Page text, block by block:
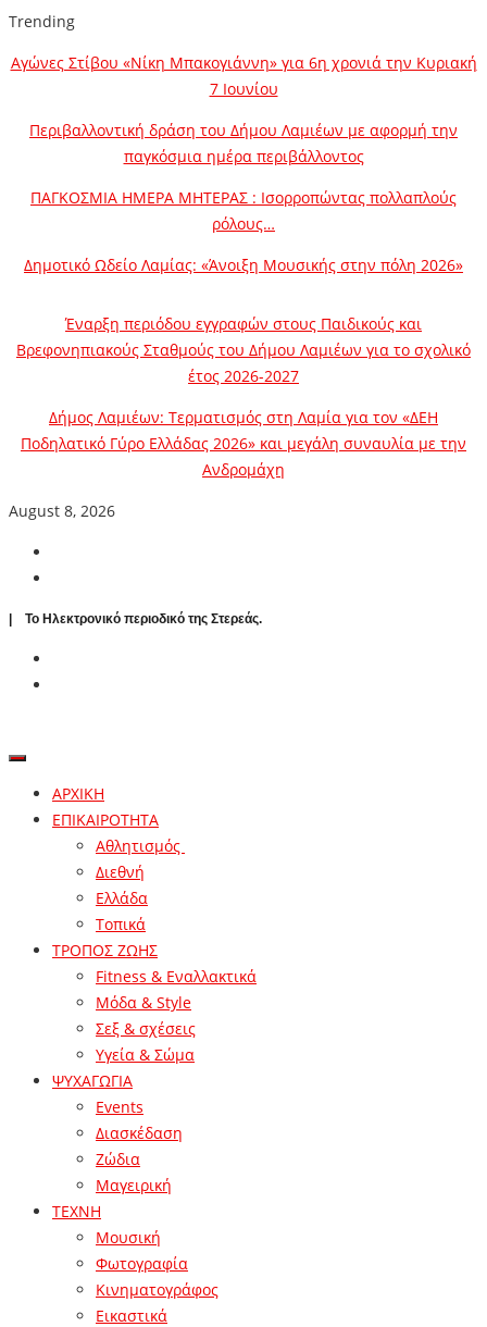
Trending
Αγώνες Στίβου «Νίκη Μπακογιάννη» για 6η χρονιά την Κυριακή
7 Ιουνίου
Περιβαλλοντική δράση του Δήμου Λαμιέων με αφορμή την
παγκόσμια ημέρα περιβάλλοντος
ΠΑΓΚΟΣΜΙΑ ΗΜΕΡΑ ΜΗΤΕΡΑΣ : Ισορροπώντας πολλαπλούς
ρόλους…
Δημοτικό Ωδείο Λαμίας: «Άνοιξη Μουσικής στην πόλη 2026»
Έναρξη περιόδου εγγραφών στους Παιδικούς και
Βρεφονηπιακούς Σταθμούς του Δήμου Λαμιέων για το σχολικό
έτος 2026-2027
Δήμος Λαμιέων: Τερματισμός στη Λαμία για τον «ΔΕΗ
Ποδηλατικό Γύρο Ελλάδας 2026» και μεγάλη συναυλία με την
Ανδρομάχη
August 8, 2026
| To Ηλεκτρονικό περιοδικό της Στερεάς.
ΑΡΧΙΚΗ
ΕΠΙΚΑΙΡΟΤΗΤΑ
Αθλητισμός
Διεθνή
Ελλάδα
Τοπικά
ΤΡΟΠΟΣ ΖΩΗΣ
Fitness & Εναλλακτικά
Μόδα & Style
Σεξ & σχέσεις
Υγεία & Σώμα
ΨΥΧΑΓΩΓΙΑ
Events
Διασκέδαση
Ζώδια
Μαγειρική
ΤΕΧΝΗ
Μουσική
Φωτογραφία
Κινηματογράφος
Εικαστικά